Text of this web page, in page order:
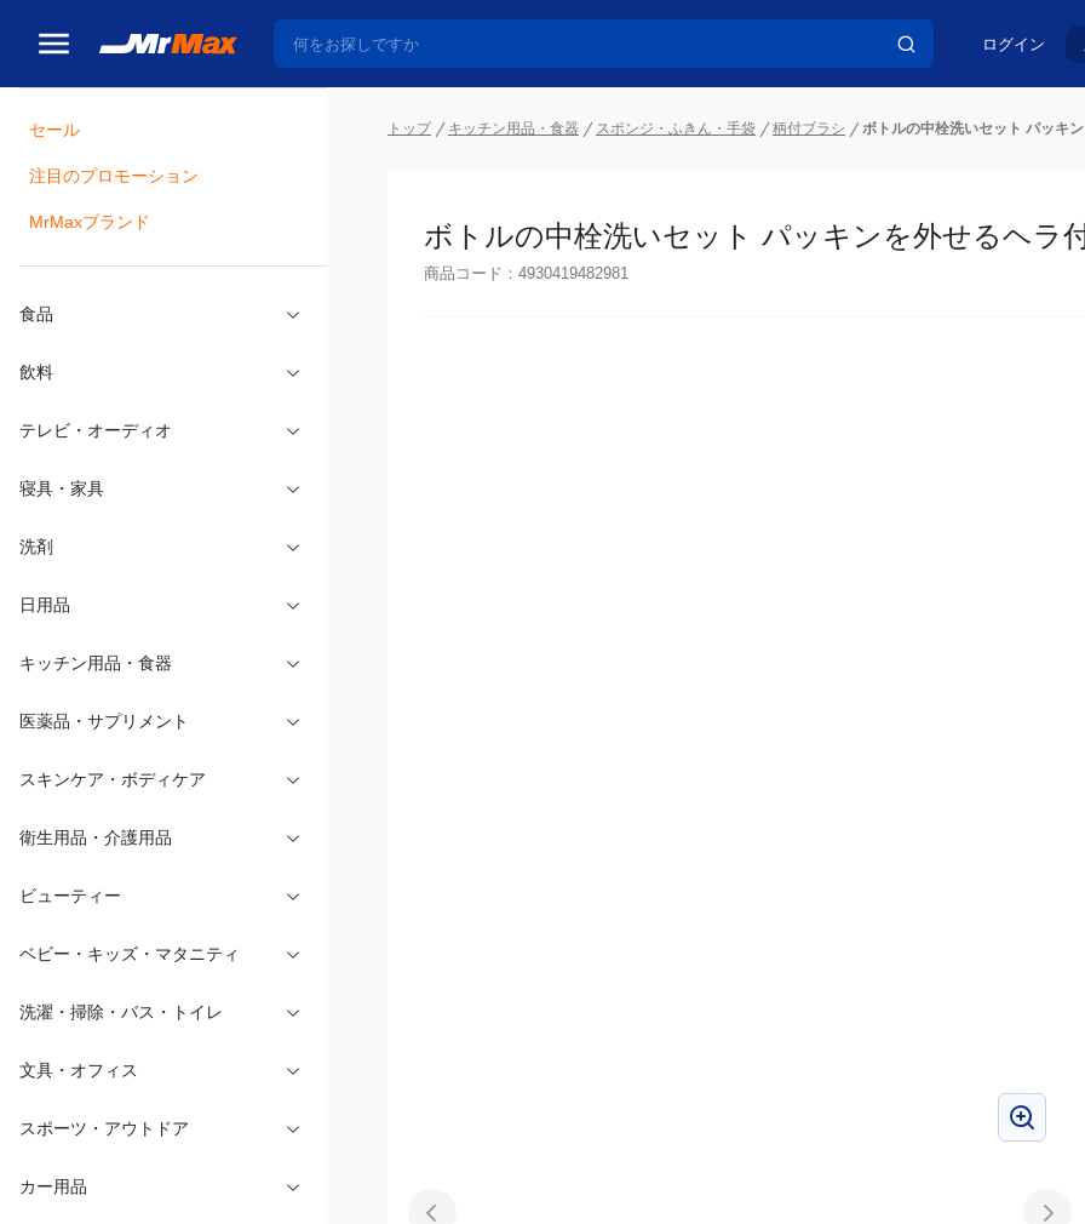
ログイン
セール
注目のプロモーション
MrMaxブランド
食品
飲料
テレビ・オーディオ
寝具・家具
洗剤
日用品
キッチン用品・食器
医薬品・サプリメント
スキンケア・ボディケア
衛生用品・介護用品
ビューティー
ベビー・キッズ・マタニティ
洗濯・掃除・バス・トイレ
文具・オフィス
スポーツ・アウトドア
カー用品
トップ キッチン用品・食器 スポンジ・ふきん・手袋 柄付ブラシ ボトルの中栓洗いセット パッキ
ボトルの中栓洗いセット パッキンを外せるヘラ
商品コード： 4930419482981